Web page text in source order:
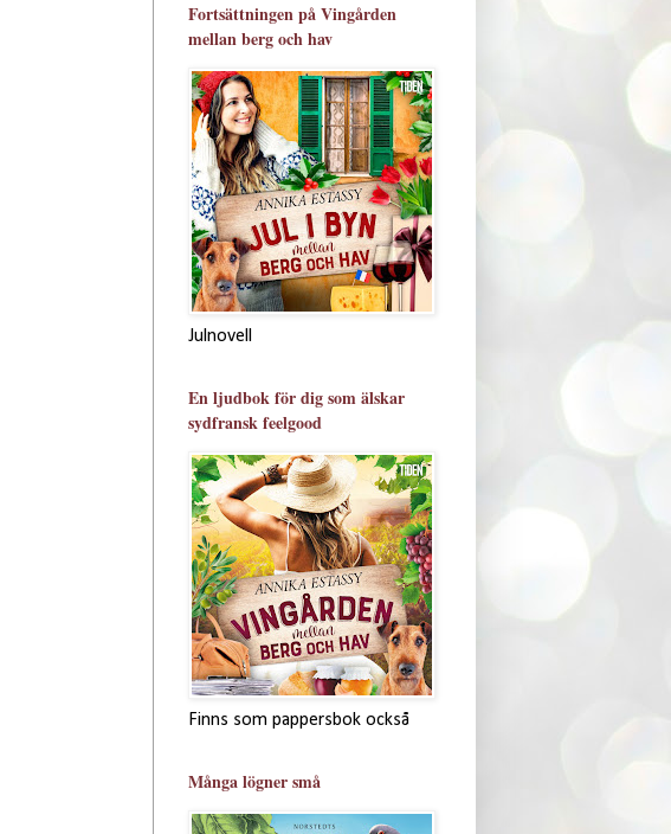
Fortsättningen på Vingården
mellan berg och hav
Julnovell
En ljudbok för dig som älskar
sydfransk feelgood
Finns som pappersbok också
Många lögner små